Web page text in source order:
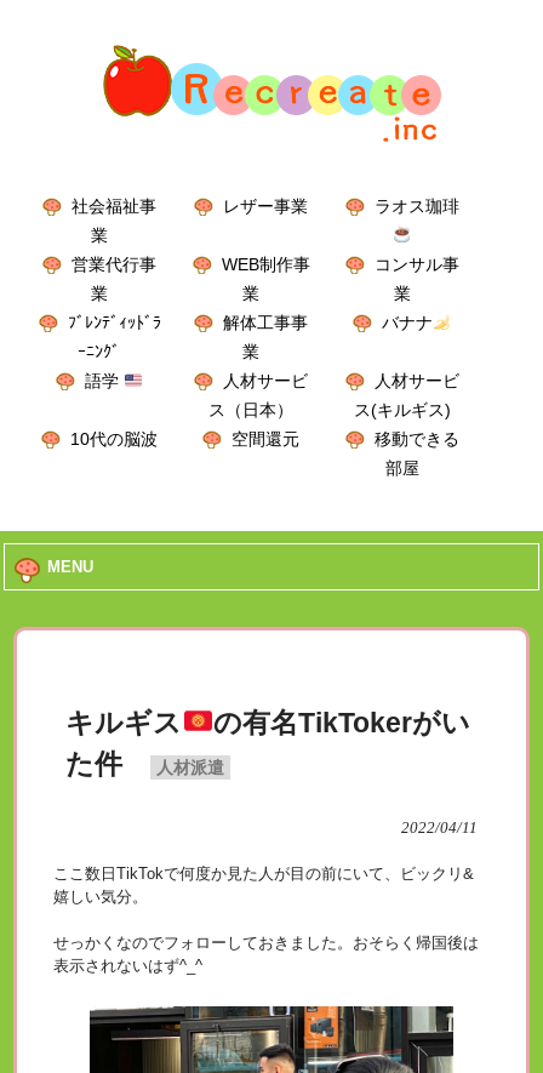
社会福祉事
業
レザー事業 ラオス珈琲
営業代行事
業
WEB制作事
業
コンサル事
業
ﾌﾞﾚﾝﾃﾞｨｯﾄﾞﾗ
ｰﾆﾝｸﾞ
解体工事事
業
バナナ
語学
人材サービ
ス（日本）
人材サービ
ス(キルギス)
10代の脳波
空間還元
移動できる
部屋
MENU
キルギス
の有名TikTokerがい
た件
人材派遣
2022/04/11
ここ数日TikTokで何度か見た人が目の前にいて、ビックリ&
嬉しい気分。
せっかくなのでフォローしておきました。おそらく帰国後は
表示されないはず^_^